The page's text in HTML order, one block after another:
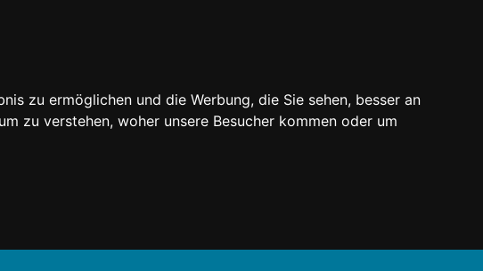
zu ermöglichen und die Werbung, die Sie sehen, besser an
zu verstehen, woher unsere Besucher kommen oder um